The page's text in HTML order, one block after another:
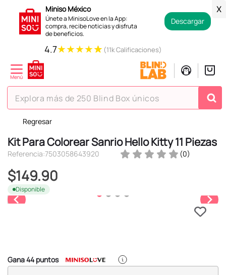
Miniso México
Únete a MinisoLove en la App:
compra, recibe noticias y disfruta
de beneficios.
Descargar
X
4.7★★★★★ (11k Calificaciones)
Explora más de 250 Blind Box únicos
Regresar
Kit Para Colorear Sanrio Hello Kitty 11 Piezas
Referencia:7503058643920 (0)
$149.90
Disponible
Gana44puntos
TÉRMINOS MÁS BUSCADOS
1.
hello kitty
2.
spiderman
3.
peluche
4.
osito cariñosito
8.
bts